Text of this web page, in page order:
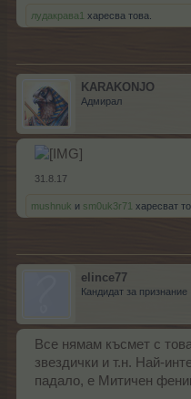
лудакрава1 харесва това.
KARAKONJO
Адмирал
31.8.17
mushnuk и sm0uk3r71 харесват
elince77
Кандидат за признание
Все нямам късмет с
звездички и т.н. Най-
падало, е Митичен